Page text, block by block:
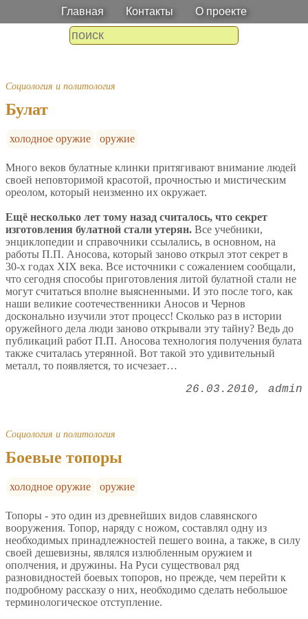
Главная Контакты О проекте
Социология и политология
Булат
холодное оружие оружие
Много веков булатные клинки притягивают внимание людей
своей неповторимой красотой, прочностью и мистическим
ореолом, который неизменно их окружает.
Ещё несколько лет тому назад считалось, что секрет
изготовления булатной стали утерян. Все учебники,
энциклопедии и справочники ссылались, в основном, на
работы П.П. Аносова, который заново открыл этот секрет в
30-х годах XIX века. Все источники с сожалением сообщали,
что сегодня способы приготовления литой булатной стали не
могут считаться вполне выясненными. И это после того, как
наши великие соотечественники Аносов и Чернов
досконально изучили этот процесс! Сколько раз в истории
оружейного дела люди заново открывали эту тайну? Ведь до
публикаций работ П.П. Аносова технология получения булата
также считалась утерянной. Вот такой это удивительный
металл, то появляется, то исчезает…
26.03.2010 admin
Социология и политология
Боевые топоры
холодное оружие оружие
Топоры - это один из древнейших видов славянского
вооружения. Топор, наряду с ножом, составлял одну из
необходимых принадлежностей пешего воина, а также, в силу
своей дешевизны, являлся излюбленным оружием и
ополчения, и дружины. На Руси существовал ряд
разновидностей боевых топоров, но прежде, чем перейти к
подробному рассказу о них, необходимо сделать небольшое
терминологическое отступление.